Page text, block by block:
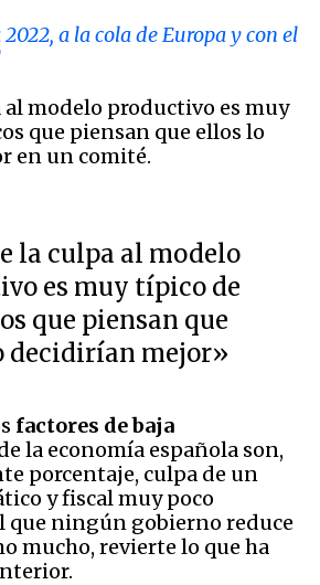
a la cola de Europa y con el
al modelo productivo es muy
que piensan que ellos lo
en un comité.
la culpa al modelo
es muy típico de
que piensan que
decidirían mejor»
factores de baja
la economía española son,
porcentaje, culpa de un
y fiscal muy poco
que ningún gobierno reduce
mucho, revierte lo que ha